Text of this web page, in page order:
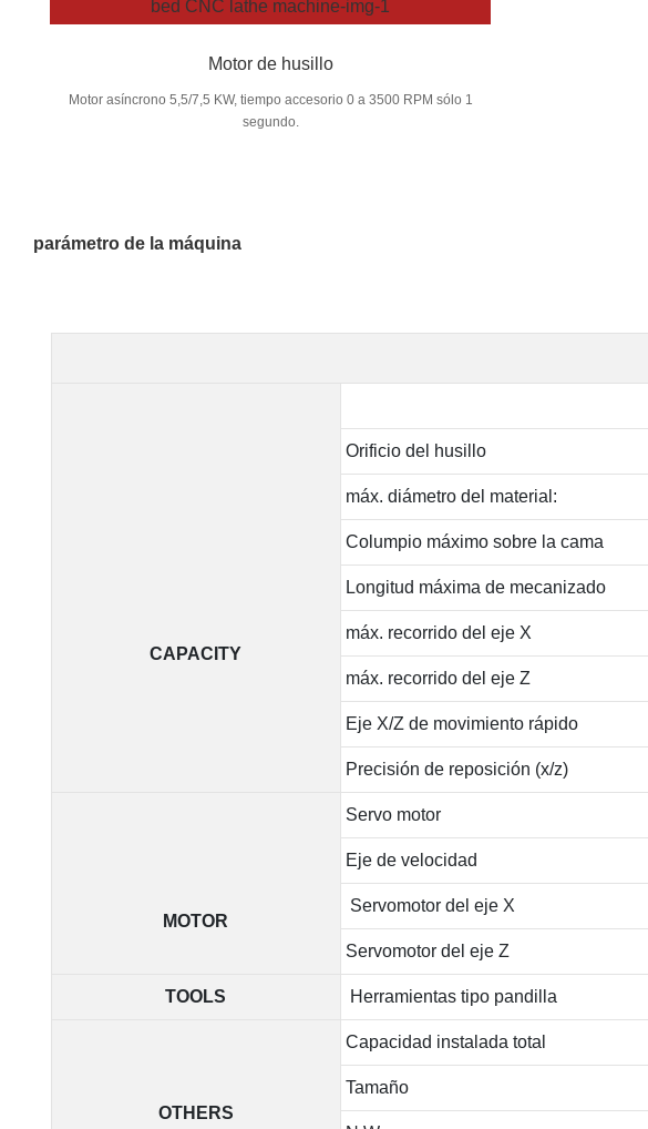
Motor de husillo
Motor asíncrono 5,5/7,5 KW, tiempo accesorio 0 a 3500 RPM sólo 1
segundo.
parámetro de la máquina
CAPACITY
Orificio del husillo
máx. diámetro del material:
Columpio máximo sobre la cama
Longitud máxima de mecanizado
máx. recorrido del eje X
máx. recorrido del eje Z
Eje X/Z de movimiento rápido
Precisión de reposición (x/z)
MOTOR
Servo motor
Eje de velocidad
Servomotor del eje X
Servomotor del eje Z
TOOLS Herramientas tipo pandilla
OTHERS
Capacidad instalada total
Tamaño